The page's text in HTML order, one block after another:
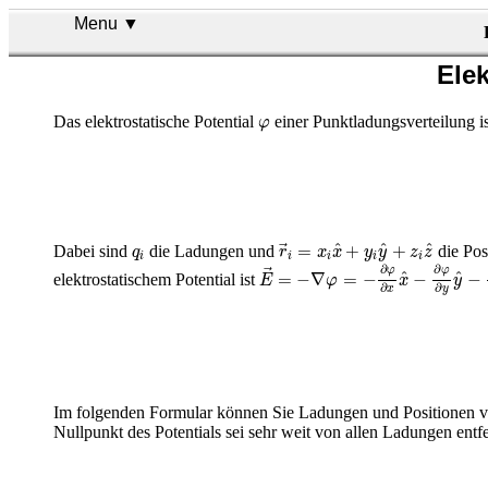
Menu ▼
Das elektrostatische Potential φ
φeiner Punktladungsverteilung
Dabei sind qi
qi die Ladungen und ri = xi^
x + yi^
y + zi ^
z
r→ x^ + ^+ z die
elektrostatischem Potential ist E = −∇φ = − ∂φ
∂x
^
x − ∂φ
∂y
^
y −
E→ = ∇φ=− ∂ φ∂xx^ −∂φ∂yy^−∂
Im folgenden Formular können Sie Ladungen und Positionen
Nullpunkt des Potentials sei sehr weit von allen Ladungen